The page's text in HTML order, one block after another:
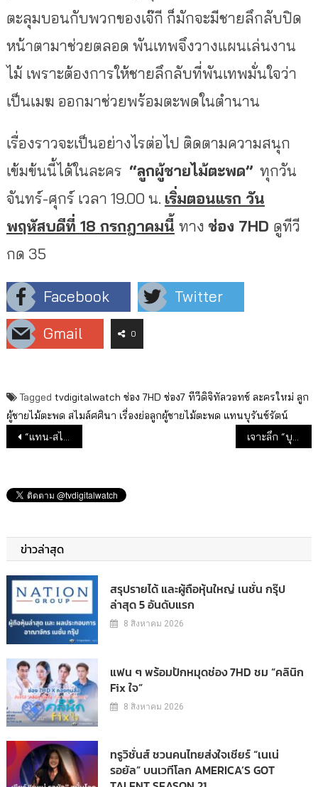
ตะลุมบอนกับพวกของเจ๊กี ก็มักจะมีชายลึกลับปิด
หน้าตามาช่วยตลอด พันเทพจึงวางแผนเล่นงาน
ไม้ เพราะต้องการให้ชายลึกลับที่พันเทพมั่นใจว่า
เป็นเมฆ ออกมาช่วยพร้อมตะพดในตำนาน
เรื่องราวจะเป็นอย่างไรต่อไป ติดตามความสนุก
เข้มข้นนี้ได้ในละคร “ลูกผู้ชายไม้ตะพด”ทุกวัน
จันทร์-ศุกร์ เวลา 19.00 น. เริ่มตอนแรก วัน
พฤหัสบดีที่ 18 กรกฎาคมนี้ ทาง ช่อง 7HD ดูทีวี
กด 35
Facebook
Twitter
Gmail
0
Tagged tvdigitalwatch ช่อง 7HD ช่อง7 ทีวีดิจิทัลวอทช์ ละครใหม่ ลูก
ผู้ชายไม้ตะพด สไมล์ศศินา เรื่องย่อลูกผู้ชายไม้ตะพด แทนบุรันช์รัตน์
แนะแนวเรื่อง
“แทน-สไมล์” ขอพิสูจน์ฝีมือใน “ลูกผู้ชายไม้ตะพด” เจาะลึก “บุหลันมันตรา” ละครน้ำดีแฝงเกร็ดประวัติศาสตร์
ข่าวล่าสุด
สรุปรายได้ และผู้ถือหุ้นใหญ่ เนชั่น กรุ๊ป
ล่าสุด 5 อันดับแรก
8 สิงหาคม 2026
แฟน ๆ พร้อมปักหมุดช่อง 7HD ชม “คลินิก
Fix ใจ”
8 สิงหาคม 2026
ทรูวิชั่นส์ ชวนคนไทยส่งใจเชียร์ “เนเน่
รอยัล” บนเวทีโลก AMERICA’S GOT